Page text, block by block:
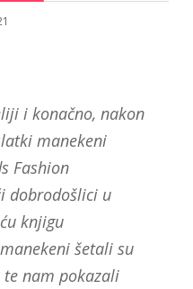
i konačno, nakon
manekeni
Fashion
dobrodošlici u
knjigu
šetali su
nam pokazali